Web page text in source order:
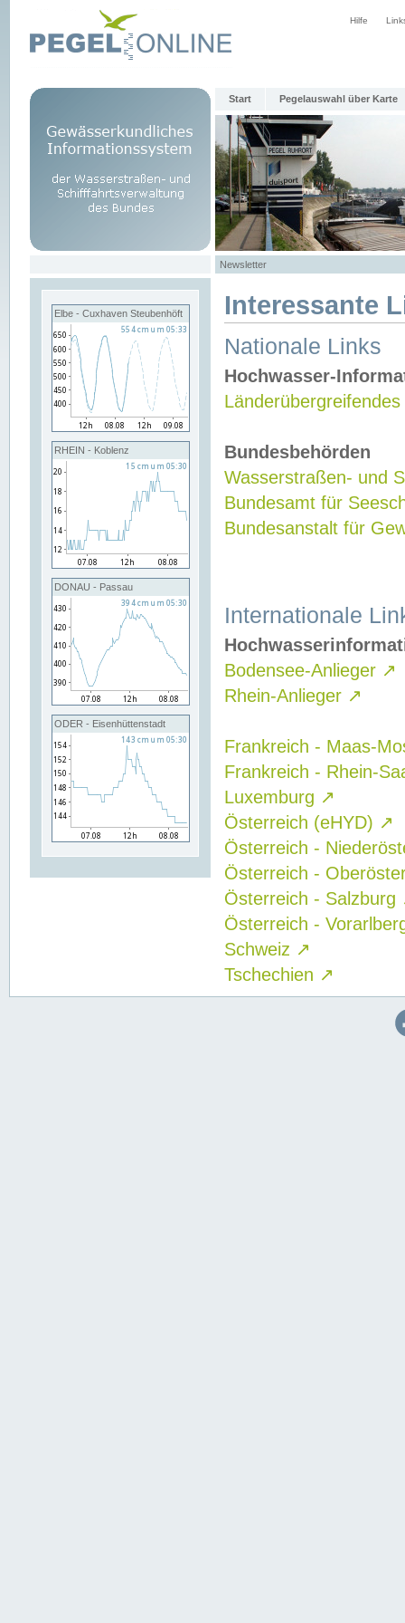
Hilfe
Start Pegelauswahl über Karte
Newsletter
Elbe - Cuxhaven Steubenhöft
RHEIN - Koblenz
DONAU - Passau
ODER - Eisenhüttenstadt
Interessante
Nationale Links
Hochwasser-
Bundesbehörden
Wasserstraßen- und
Bundesamt für
Bundesanstalt für
Internationale
Bodensee-Anlieger ↗
Rhein-Anlieger ↗
Frankreich - Maas-
Frankreich - Rhein-
Luxemburg ↗
Österreich (eHYD) ↗
Österreich -
Österreich -
Österreich - Salzburg
Österreich -
Schweiz ↗
Tschechien ↗